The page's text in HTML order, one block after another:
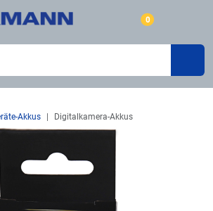
0
Akkus Digitalkamera-Akkus